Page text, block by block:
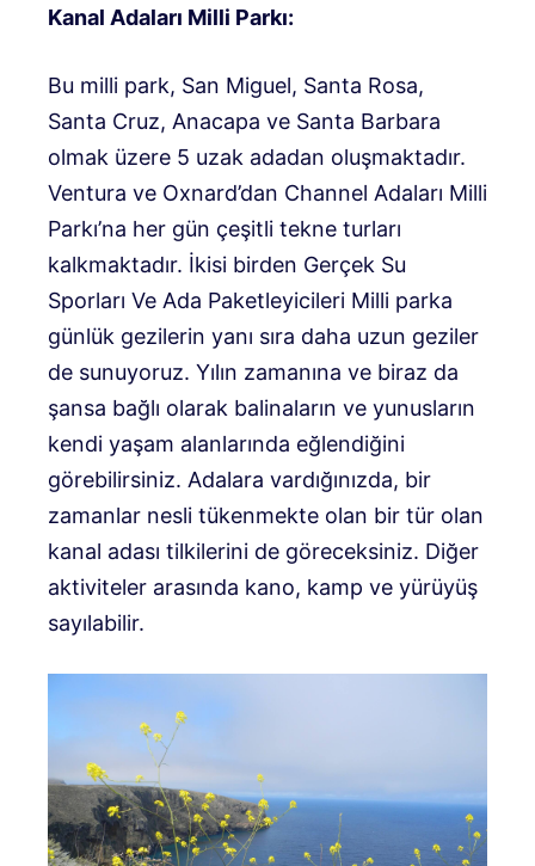
Kanal Adaları Milli Parkı:
Bu milli park, San Miguel, Santa Rosa,
Santa Cruz, Anacapa ve Santa Barbara
olmak üzere 5 uzak adadan oluşmaktadır.
Ventura ve Oxnard’dan Channel Adaları Milli
Parkı’na her gün çeşitli tekne turları
kalkmaktadır. İkisi birden Gerçek Su
Sporları Ve Ada Paketleyicileri Milli parka
günlük gezilerin yanı sıra daha uzun geziler
de sunuyoruz. Yılın zamanına ve biraz da
şansa bağlı olarak balinaların ve yunusların
kendi yaşam alanlarında eğlendiğini
görebilirsiniz. Adalara vardığınızda, bir
zamanlar nesli tükenmekte olan bir tür olan
kanal adası tilkilerini de göreceksiniz. Diğer
aktiviteler arasında kano, kamp ve yürüyüş
sayılabilir.